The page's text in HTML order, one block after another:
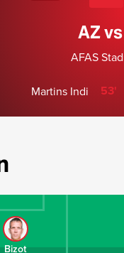
AZ
AFAS
Martins Indi 53'
Bizot